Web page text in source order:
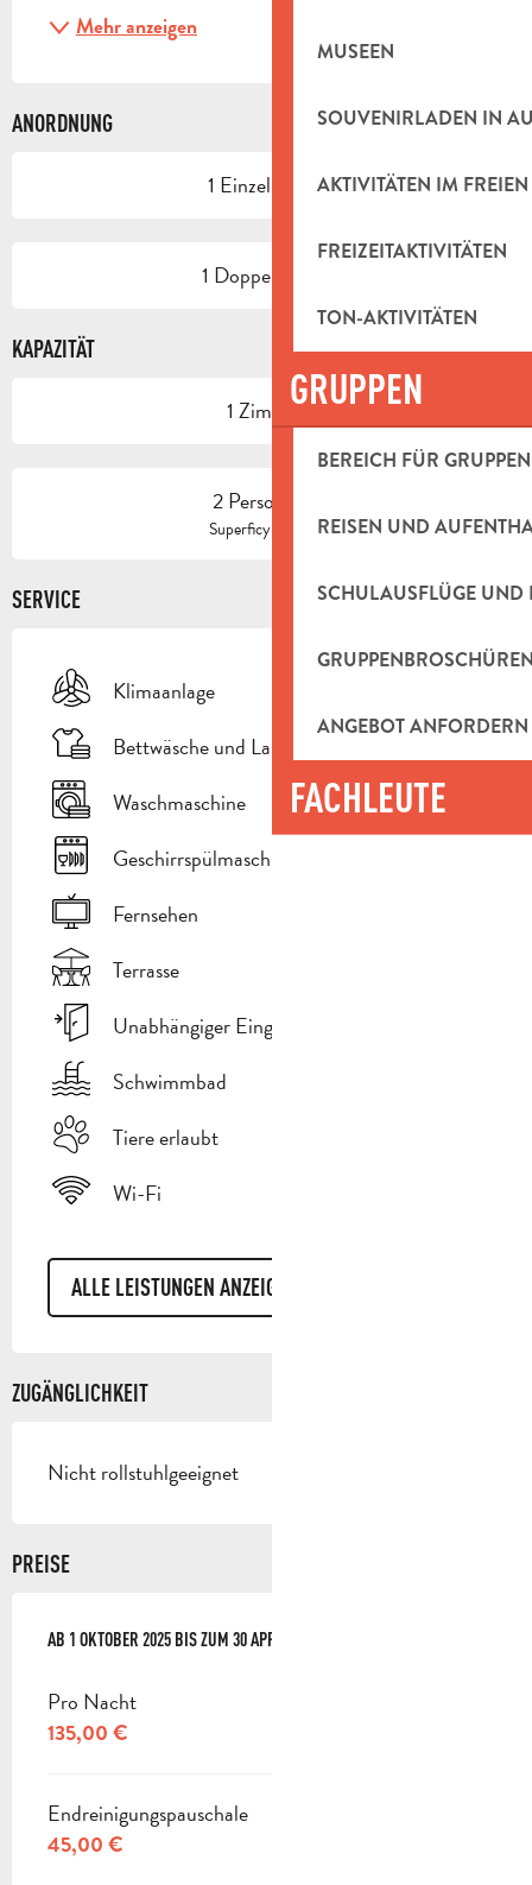
MUSEEN
SOUVENIRLADEN IN
AKTIVITÄTEN IM FREIEN
FREIZEITAKTIVITÄTEN
TON-AKTIVITÄTEN
GRUPPEN
BEREICH FÜR GRUPPEN
REISEN UND
SCHULAUSFLÜGE UND
ANGEBOT ANFORDERN
FACHLEUTE
Mehr anzeigen
ANORDNUNG
1 Einzelbetten
1 Doppelbetten
KAPAZITÄT
1 Zimmer
2 Person(en)
Superficy : 32 m 2
SERVICE
Klimaanlage
Bettwäsche und Laken
Waschmaschine
Geschirrspülmaschine
Fernsehen
Terrasse
Unabhängiger Eingang
Schwimmbad
Tiere erlaubt
Wi-Fi
ALLE LEISTUNGEN ANZEIGEN
ZUGÄNGLICHKEIT
Nicht rollstuhlgeeignet
PREISE
AB 1 OKTOBER 2025 BIS ZUM 30 APRIL 2026
AB 1 OKTOBER 2025 BIS ZUM 30 APRIL 2026
Pro Nacht
135,00 €
Endreinigungspauschale
45,00 €